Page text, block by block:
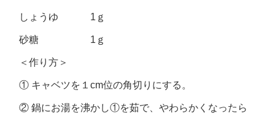
しょうゆ 1ｇ
砂糖 1ｇ
＜作り方＞
① キャベツを１cm位の角切りにする。
② 鍋にお湯を沸かし①を茹で、やわらかくなったら